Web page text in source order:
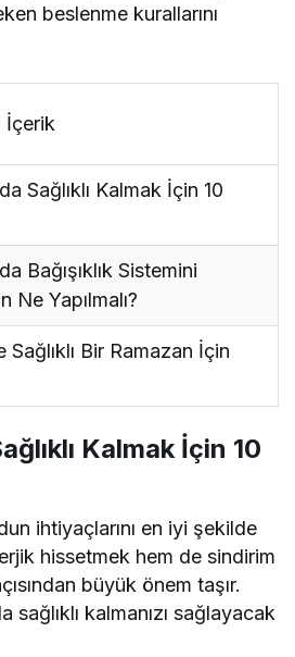
beslenme kurallarını
İçerik
Sağlıklı Kalmak İçin 10
Bağışıklık Sistemini
Ne Yapılmalı?
Sağlıklı Bir Ramazan İçin
Kalmak İçin 10
ihtiyaçlarını en iyi şekilde
hissetmek hem de sindirim
büyük önem taşır.
sağlıklı kalmanızı sağlayacak